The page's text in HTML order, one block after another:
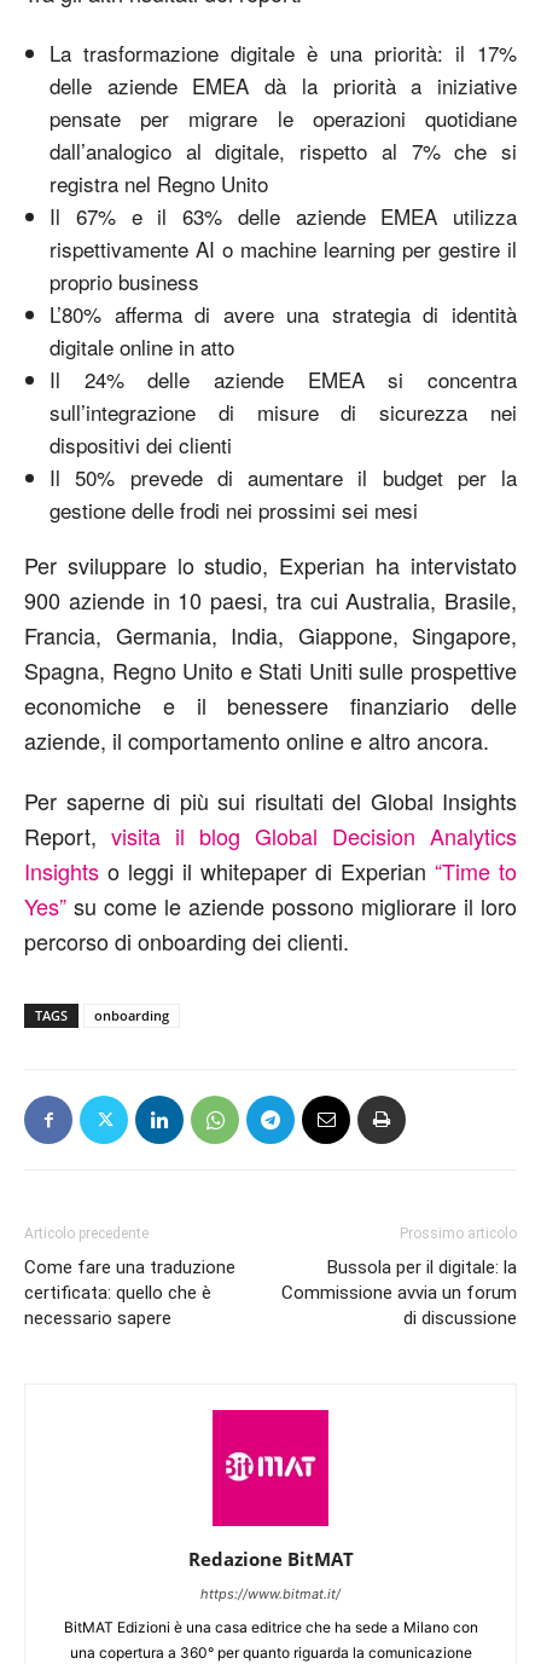
La trasformazione digitale è una priorità: il 17%
delle aziende EMEA dà la priorità a iniziative
pensate per migrare le operazioni quotidiane
dall’analogico al digitale, rispetto al 7% che si
registra nel Regno Unito
Il 67% e il 63% delle aziende EMEA utilizza
rispettivamente AI o machine learning per gestire il
proprio business
L’80% afferma di avere una strategia di identità
digitale online in atto
Il 24% delle aziende EMEA si concentra
sull’integrazione di misure di sicurezza nei
dispositivi dei clienti
Il 50% prevede di aumentare il budget per la
gestione delle frodi nei prossimi sei mesi
Per sviluppare lo studio, Experian ha intervistato
900 aziende in 10 paesi, tra cui Australia, Brasile,
Francia, Germania, India, Giappone, Singapore,
Spagna, Regno Unito e Stati Uniti sulle prospettive
economiche e il benessere finanziario delle
aziende, il comportamento online e altro ancora.
Per saperne di più sui risultati del Global Insights
Report, visita il blog Global Decision Analytics
Insights o leggi il whitepaper di Experian “Time to
Yes” su come le aziende possono migliorare il loro
percorso di onboarding dei clienti.
TAGS onboarding
Articolo precedente
Come fare una traduzione
certificata: quello che è
necessario sapere
Prossimo articolo
Bussola per il digitale: la
Commissione avvia un forum
di discussione
Redazione BitMAT
https://www.bitmat.it/
BitMAT Edizioni è una casa editrice che ha sede a Milano con
una copertura a 360° per quanto riguarda la comunicazione